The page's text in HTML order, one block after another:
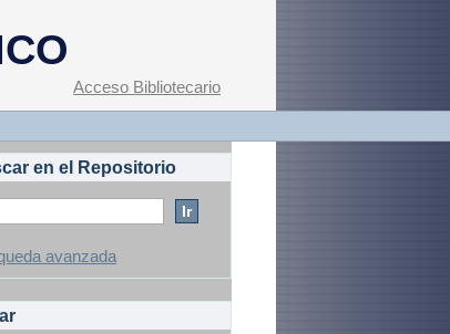
Acceso Bibliotecario
en el Repositorio
avanzada